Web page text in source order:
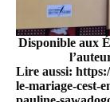
Disponible aux
Lire aussi:
le-mariage-cest-